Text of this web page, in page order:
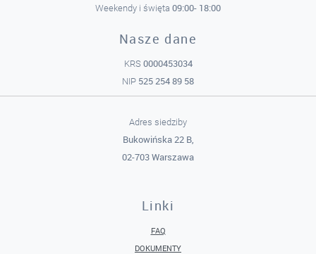
Weekendy i święta 09:00- 18:00
Nasze dane
KRS 0000453034
NIP 525 254 89 58
Adres siedziby
Bukowińska 22 B,
02-703 Warszawa
Linki
FAQ
DOKUMENTY